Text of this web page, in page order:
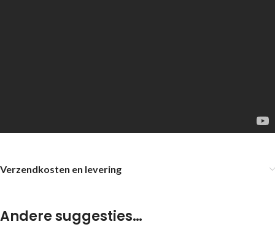
Verzendkosten en levering
Andere suggesties…